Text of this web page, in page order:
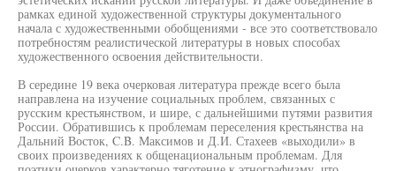
рамках единой художественной структуры документального
начала с художественными обобщениями - все это соответствовало
потребностям реалистической литературы в новых способах
художественного освоения действительности.
В середине 19 века очерковая литература прежде всего была
направлена на изучение социальных проблем, связанных с
русским крестьянством, и шире, с дальнейшими путями развития
России. Обратившись к проблемам переселения крестьянства на
Дальний Восток, C.B. Максимов и Д.И. Стахеев «выходили» в
своих произведениях к общенациональным проблемам. Для